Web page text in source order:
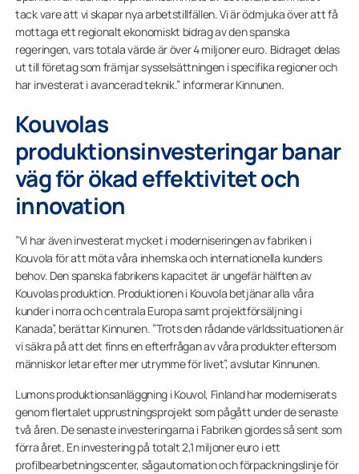
tack vare att vi skapar nya arbetstillfällen. Vi är ödmjuka över att få
mottaga ett regionalt ekonomiskt bidrag av den spanska
regeringen, vars totala värde är över 4 miljoner euro. Bidraget delas
ut till företag som främjar sysselsättningen i specifika regioner och
har investerat i avancerad teknik.” informerar Kinnunen.
Kouvolas
produktionsinvesteringar banar
väg för ökad effektivitet och
innovation
”Vi har även investerat mycket i moderniseringen av fabriken i
Kouvola för att möta våra inhemska och internationella kunders
behov. Den spanska fabrikens kapacitet är ungefär hälften av
Kouvolas produktion. Produktionen i Kouvola betjänar alla våra
kunder i norra och centrala Europa samt projektförsäljning i
Kanada”, berättar Kinnunen. ”Trots den rådande världssituationen är
vi säkra på att det finns en efterfrågan av våra produkter eftersom
människor letar efter mer utrymme för livet”, avslutar Kinnunen.
Lumons produktionsanläggning i Kouvol, Finland har moderniserats
genom flertalet upprustningsprojekt som pågått under de senaste
två åren. De senaste investeringarna i Fabriken gjordes så sent som
förra året. En investering på totalt 2,1 miljoner euro i ett
profilbearbetningscenter, sågautomation och förpackningslinje för